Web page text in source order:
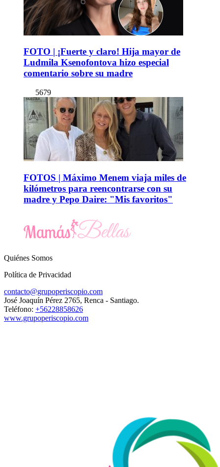
FOTO | ¡Fuerte y claro! Hija mayor de
Ludmila Ksenofontova hizo especial
comentario sobre su madre
5679
FOTOS | Máximo Menem viaja miles de
kilómetros para reencontrarse con su
madre y Pepo Daire: "Mis favoritos"
Quiénes Somos
Política de Privacidad
contacto@grupoperiscopio.com
José Joaquín Pérez 2765, Renca - Santiago.
Teléfono: +56228858626
www.grupoperiscopio.com